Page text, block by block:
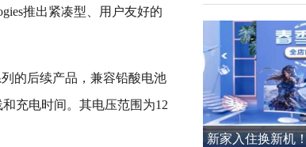
推出紧凑型、用户友好的
的后续产品，兼容铅酸电池
充电时间。其电压范围为12
新家入住换新机